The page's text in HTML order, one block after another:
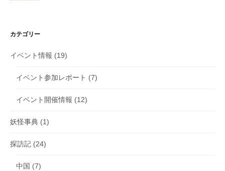
カテゴリー
イベント情報 (19)
イベント参加レポート (7)
イベント開催情報 (12)
妖怪事典 (1)
探訪記 (24)
中国 (7)